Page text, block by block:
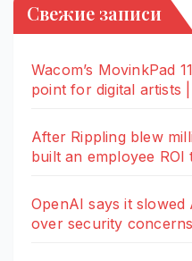
Свежие записи
Wacom’s MovinkPad
point for digital artists |
After Rippling blew
built an employee ROI
OpenAI says it
over security